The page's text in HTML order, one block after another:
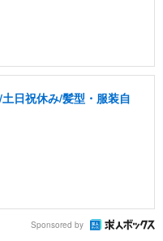
日祝休み/髪型・服装自
Sponsored by